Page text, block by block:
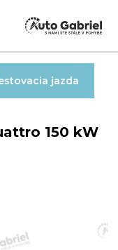
150 kW
jazda